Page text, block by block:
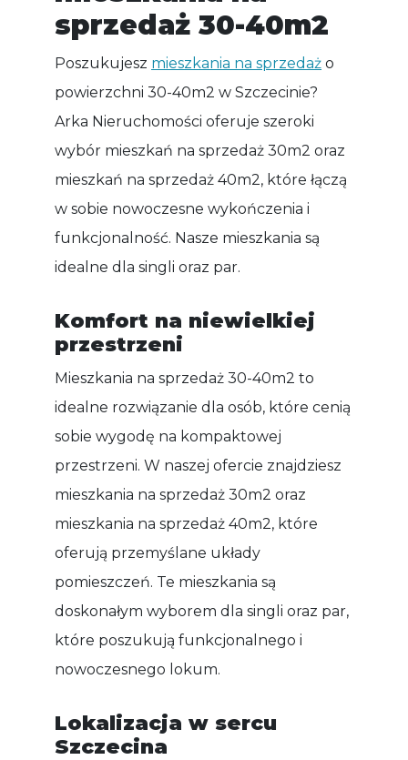
sprzedaż 30-40m2
Poszukujesz mieszkania na sprzedaż o
powierzchni 30-40m2 w Szczecinie?
Arka Nieruchomości oferuje szeroki
wybór mieszkań na sprzedaż 30m2 oraz
mieszkań na sprzedaż 40m2, które łączą
w sobie nowoczesne wykończenia i
funkcjonalność. Nasze mieszkania są
idealne dla singli oraz par.
Komfort na niewielkiej
przestrzeni
Mieszkania na sprzedaż 30-40m2 to
idealne rozwiązanie dla osób, które cenią
sobie wygodę na kompaktowej
przestrzeni. W naszej ofercie znajdziesz
mieszkania na sprzedaż 30m2 oraz
mieszkania na sprzedaż 40m2, które
oferują przemyślane układy
pomieszczeń. Te mieszkania są
doskonałym wyborem dla singli oraz par,
które poszukują funkcjonalnego i
nowoczesnego lokum.
Lokalizacja w sercu
Szczecina